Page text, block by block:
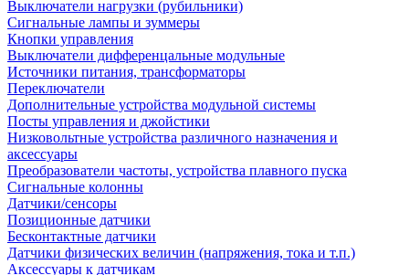
Выключатели нагрузки (рубильники)
Сигнальные лампы и зуммеры
Кнопки управления
Выключатели дифференцальные модульные
Источники питания, трансформаторы
Переключатели
Дополнительные устройства модульной системы
Посты управления и джойстики
Низковольтные устройства различного назначения и
аксессуары
Преобразователи частоты, устройства плавного пуска
Сигнальные колонны
Датчики/сенсоры
Позиционные датчики
Бесконтактные датчики
Датчики физических величин (напряжения, тока и т.п.)
Аксессуары к датчикам